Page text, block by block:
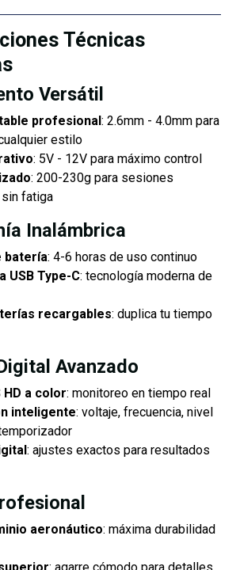
Técnicas
Versátil
profesional: 2.6mm - 4.0mm para
estilo
: 5V - 12V para máximo control
: 200-230g para sesiones
fatiga
Inalámbrica
batería: 4-6 horas de uso continuo
USB Type-C: tecnología moderna de
recargables: duplica tu tiempo
Avanzado
HD a color: monitoreo en tiempo real
inteligente: voltaje, frecuencia, nivel
: ajustes exactos para resultados
aeronáutico: máxima durabilidad
: agarre cómodo para detalles